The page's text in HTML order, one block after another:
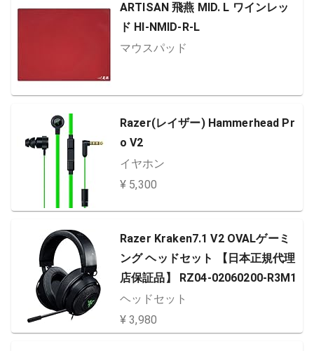
ARTISAN 飛燕 MID. L ワインレッ
ド HI-NMID-R-L
マウスパッド
Razer(レイザー) Hammerhead Pr
o V2
イヤホン
¥ 5,300
Razer Kraken7.1 V2 OVALゲーミ
ング ヘッドセット 【日本正規代理
店保証品】 RZ04-02060200-R3M1
ヘッドセット
¥ 3,980